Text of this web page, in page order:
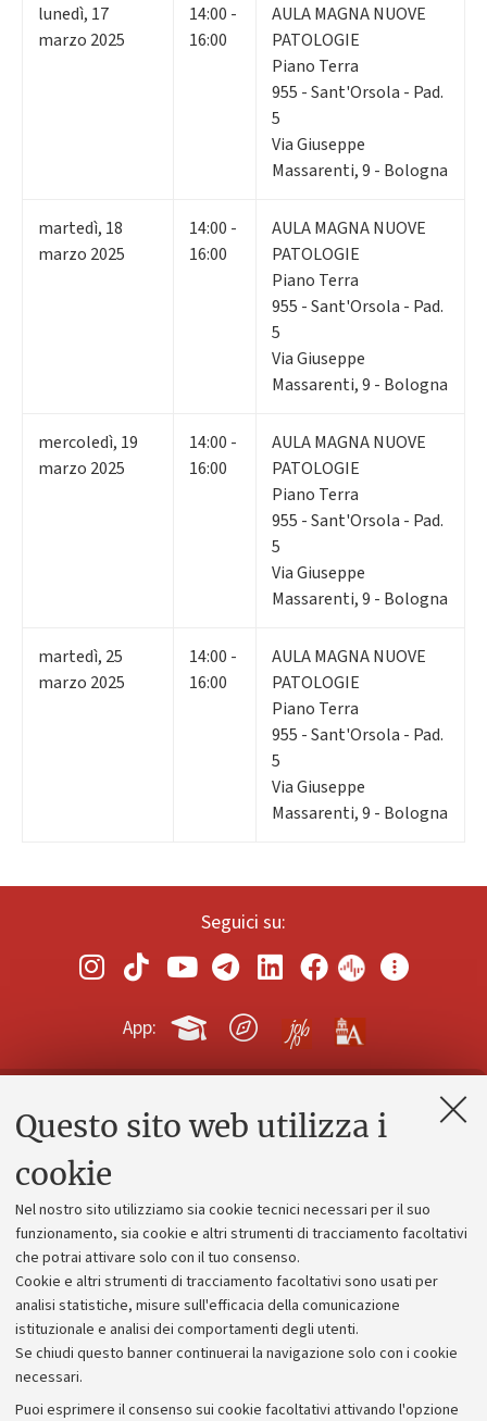
Questo sito web utilizza i
cookie
Nel nostro sito utilizziamo sia cookie tecnici necessari per il suo
funzionamento, sia cookie e altri strumenti di tracciamento facoltativi
che potrai attivare solo con il tuo consenso.
Cookie e altri strumenti di tracciamento facoltativi sono usati per
analisi statistiche, misure sull'efficacia della comunicazione
istituzionale e analisi dei comportamenti degli utenti.
Se chiudi questo banner continuerai la navigazione solo con i cookie
necessari.
Puoi esprimere il consenso sui cookie facoltativi attivando l'opzione
lunedì, 17
marzo 2025
14:00 -
16:00
AULA MAGNA NUOVE
PATOLOGIE
Piano Terra
955 - Sant'Orsola - Pad.
5
Via Giuseppe
Massarenti, 9 - Bologna
martedì, 18
marzo 2025
14:00 -
16:00
AULA MAGNA NUOVE
PATOLOGIE
Piano Terra
955 - Sant'Orsola - Pad.
5
Via Giuseppe
Massarenti, 9 - Bologna
mercoledì, 19
marzo 2025
14:00 -
16:00
AULA MAGNA NUOVE
PATOLOGIE
Piano Terra
955 - Sant'Orsola - Pad.
5
Via Giuseppe
Massarenti, 9 - Bologna
martedì, 25
marzo 2025
14:00 -
16:00
AULA MAGNA NUOVE
PATOLOGIE
Piano Terra
955 - Sant'Orsola - Pad.
5
Via Giuseppe
Massarenti, 9 - Bologna
Seguici su:
App:
Contatti e PEC
Alumni community
Piano strategico
Bilanci
Donazioni e 5x1000
Merchandising - UniboStore
Bandi, gare e concorsi